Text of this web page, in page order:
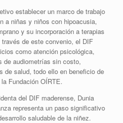
establecer un marco de trabajo
a niñas y niños con hipoacusia,
y su incorporación a terapias
de este convenio, el DIF
como atención psicológica,
de audiometrías sin costo,
de salud, todo ello en beneficio de
Fundación OÍRTE.
del DIF maderense, Dunia
representa un paso significativo
saludable de la niñez.